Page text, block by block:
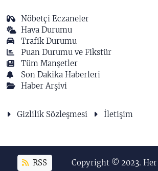
Nöbetçi Eczaneler
Hava Durumu
Trafik Durumu
Puan Durumu ve Fikstür
Tüm Manşetler
Son Dakika Haberleri
Haber Arşivi
Gizlilik Sözleşmesi İletişim
RSS Copyright © 2023. Her